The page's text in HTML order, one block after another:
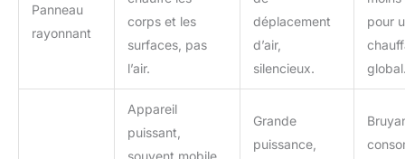
Panneau
rayonnant
corps et les
surfaces, pas
l’air.
déplacement
d’air,
silencieux.
pour
Appareil
puissant,
Grande
puissance,